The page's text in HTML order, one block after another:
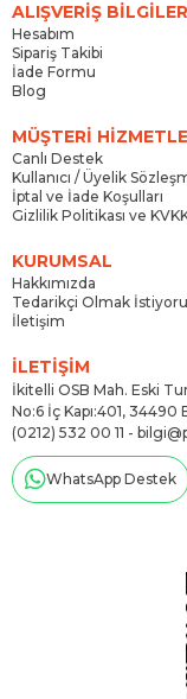
ALIŞVERİŞ
Hesabım
Sipariş Takibi
İade Formu
Blog
MÜŞTERİ
Canlı Destek
Kullanıcı / Üyelik
İptal ve İade Koşulları
Gizlilik Politikası ve
KURUMSAL
Hakkımızda
Tedarikçi Olmak
İletişim
İLETİŞİM
İkitelli OSB Mah. Eski
No:6 İç Kapı:401, 34490
(0212) 532 00 11 -
WhatsApp Destek